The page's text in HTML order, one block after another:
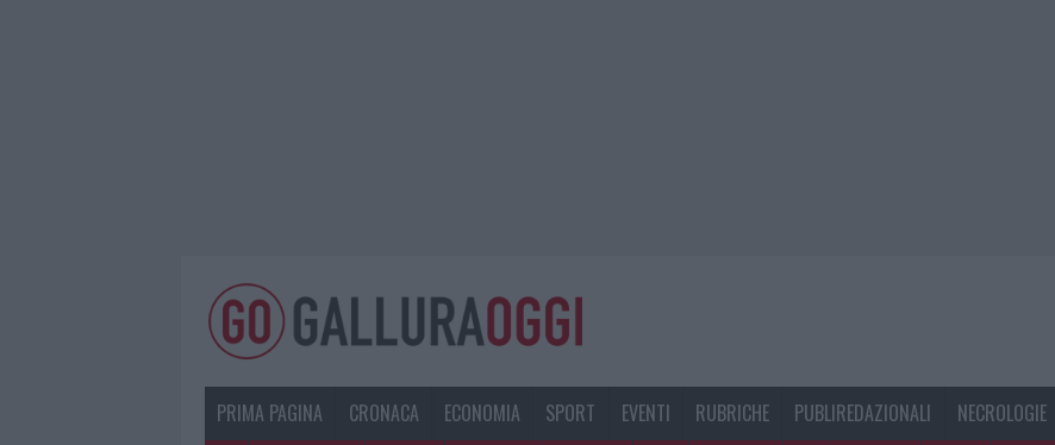
PRIMA PAGINA CRONACA ECONOMIA SPORT EVENTI RUBRICHE PUBLIREDAZIONALI NECROLOGIE